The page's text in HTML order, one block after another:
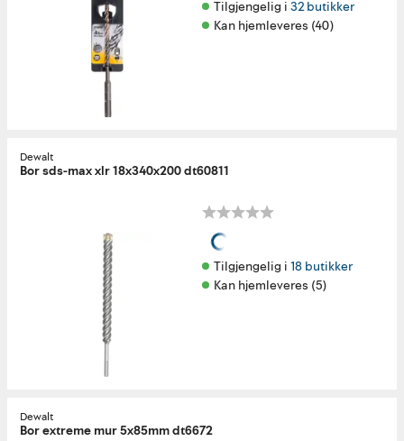
Tilgjengelig i 32 butikker
Kan hjemleveres (40)
Dewalt
Bor sds-max xlr 18x340x200 dt60811
Tilgjengelig i 18 butikker
Kan hjemleveres (5)
Dewalt
Bor extreme mur 5x85mm dt6672